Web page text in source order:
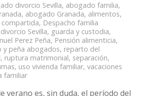
divorcio Sevilla, abogado familia,
, abogado Granada, alimentos,
, Despacho familia
divorcio Sevilla, guarda y custodia,
Perez Peña, Pensión alimenticia,
y peña abogados, reparto del
, ruptura matrimonial, separación,
, uso vivienda familiar, vacaciones
familiar
verano es, sin duda, el período del